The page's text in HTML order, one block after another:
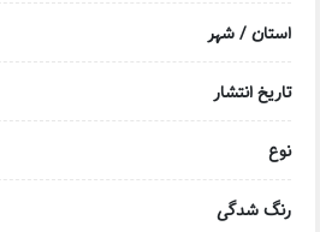
استان / شهر
تاریخ انتشار
نوع
رنگ شدگی